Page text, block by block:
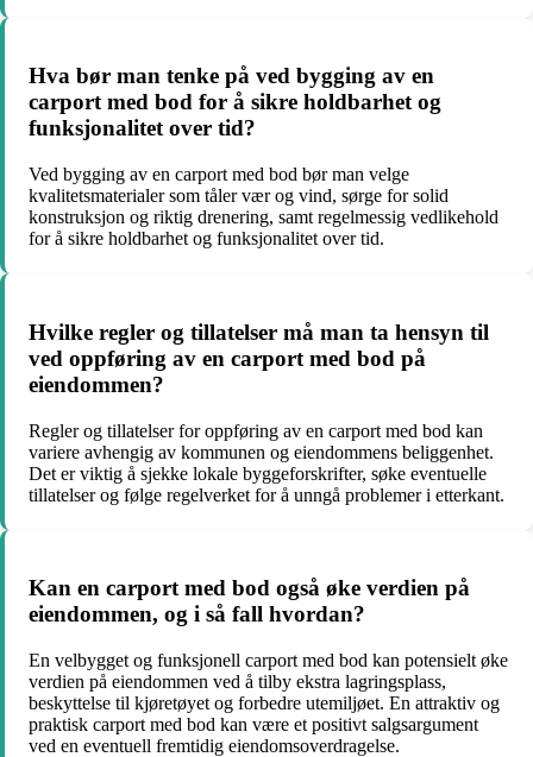
Hva bør man tenke på ved bygging av en
carport med bod for å sikre holdbarhet og
funksjonalitet over tid?
Ved bygging av en carport med bod bør man velge
kvalitetsmaterialer som tåler vær og vind, sørge for solid
konstruksjon og riktig drenering, samt regelmessig vedlikehold
for å sikre holdbarhet og funksjonalitet over tid.
Hvilke regler og tillatelser må man ta hensyn til
ved oppføring av en carport med bod på
eiendommen?
Regler og tillatelser for oppføring av en carport med bod kan
variere avhengig av kommunen og eiendommens beliggenhet.
Det er viktig å sjekke lokale byggeforskrifter, søke eventuelle
tillatelser og følge regelverket for å unngå problemer i etterkant.
Kan en carport med bod også øke verdien på
eiendommen, og i så fall hvordan?
En velbygget og funksjonell carport med bod kan potensielt øke
verdien på eiendommen ved å tilby ekstra lagringsplass,
beskyttelse til kjøretøyet og forbedre utemiljøet. En attraktiv og
praktisk carport med bod kan være et positivt salgsargument
ved en eventuell fremtidig eiendomsoverdragelse.